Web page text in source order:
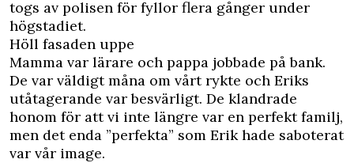
togs av polisen för fyllor flera gånger under
högstadiet.
Höll fasaden uppe
Mamma var lärare och pappa jobbade på bank.
De var väldigt måna om vårt rykte och Eriks
utåtagerande var besvärligt. De klandrade
honom för att vi inte längre var en perfekt familj,
men det enda ”perfekta” som Erik hade saboterat
var vår image.